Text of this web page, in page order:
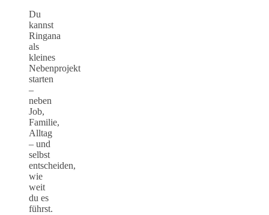
Du
kannst
Ringana
als
kleines
Nebenprojekt
starten
–
neben
Job,
Familie,
Alltag
– und
selbst
entscheiden,
wie
weit
du es
führst.